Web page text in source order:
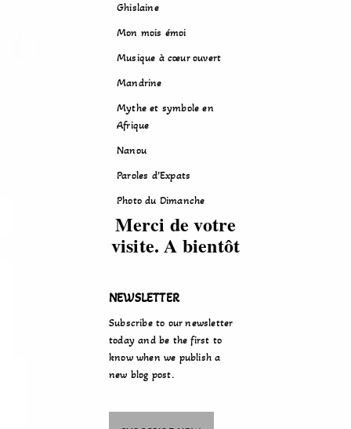
Ghislaine
Mon mois émoi
Musique à cœur ouvert
Mandrine
Mythe et symbole en
Afrique
Nanou
Paroles d’Expats
Photo du Dimanche
Merci de votre
visite. A bientôt
NEWSLETTER
Subscribe to our newsletter
today and be the first to
know when we publish a
new blog post.